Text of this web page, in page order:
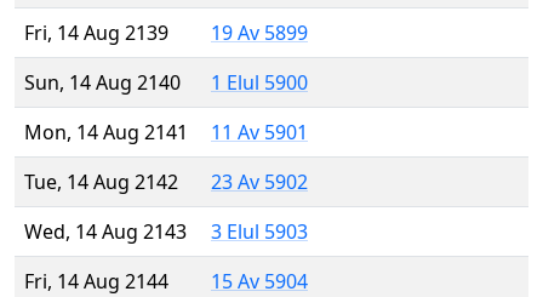
Fri, 14 Aug 2139
19 Av 5899
Sun, 14 Aug 2140
1 Elul 5900
Mon, 14 Aug 2141
11 Av 5901
Tue, 14 Aug 2142
23 Av 5902
Wed, 14 Aug 2143
3 Elul 5903
Fri, 14 Aug 2144
15 Av 5904